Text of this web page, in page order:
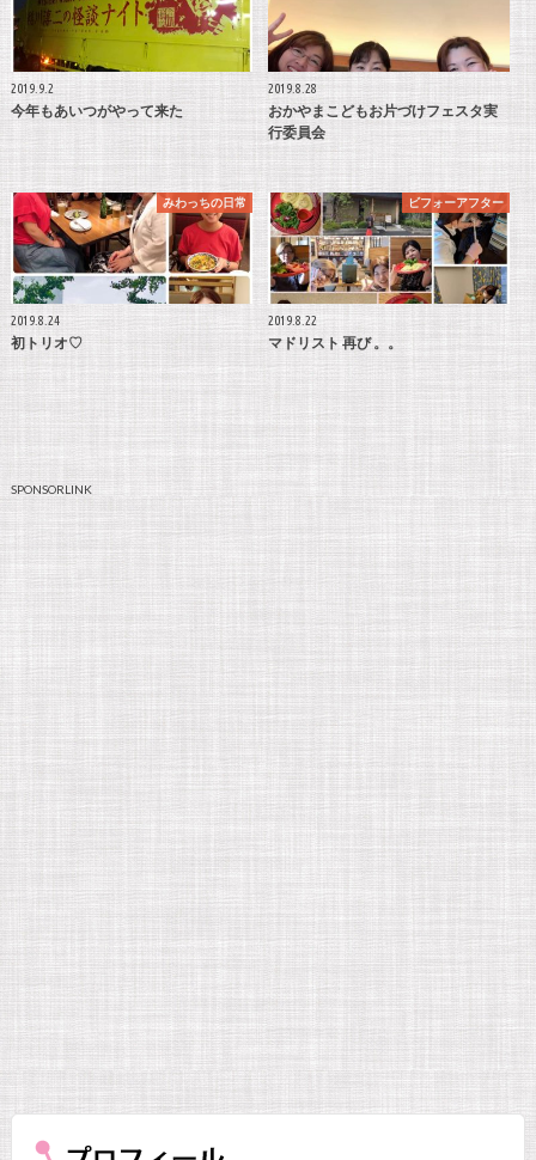
2019.9.2
今年もあいつがやって来た
2019.8.28
おかやまこどもお片づけフェスタ実
行委員会
みわっちの日常
2019.8.24
初トリオ♡
ビフォーアフター
2019.8.22
マドリスト 再び 。。
SPONSORLINK